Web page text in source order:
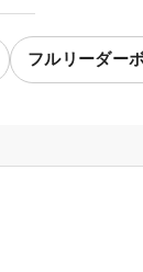
フルリーダー